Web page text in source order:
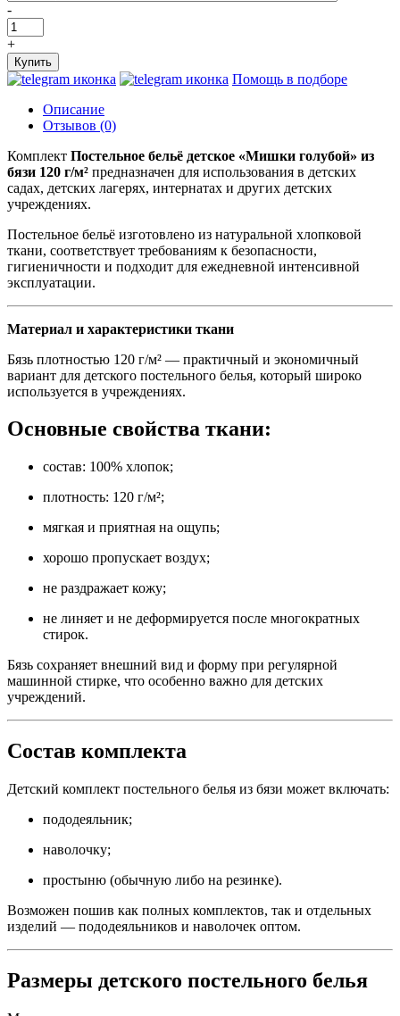
-
+
Купить
Помощь в подборе
Описание
Отзывов (0)
Комплект Постельное бельё детское «Мишки голубой» из
бязи 120 г/м² предназначен для использования в детских
садах, детских лагерях, интернатах и других детских
учреждениях.
Постельное бельё изготовлено из натуральной хлопковой
ткани, соответствует требованиям к безопасности,
гигиеничности и подходит для ежедневной интенсивной
эксплуатации.
Материал и характеристики ткани
Бязь плотностью 120 г/м² — практичный и экономичный
вариант для детского постельного белья, который широко
используется в учреждениях.
Основные свойства ткани:
состав: 100% хлопок;
плотность: 120 г/м²;
мягкая и приятная на ощупь;
хорошо пропускает воздух;
не раздражает кожу;
не линяет и не деформируется после многократных
стирок.
Бязь сохраняет внешний вид и форму при регулярной
машинной стирке, что особенно важно для детских
учреждений.
Состав комплекта
Детский комплект постельного белья из бязи может включать:
пододеяльник;
наволочку;
простыню (обычную либо на резинке).
Возможен пошив как полных комплектов, так и отдельных
изделий — пододеяльников и наволочек оптом.
Размеры детского постельного белья